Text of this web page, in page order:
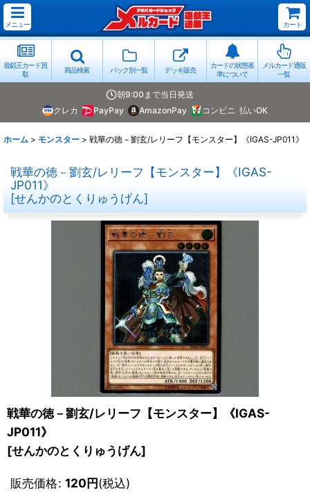
メニュー カート
遊戯王カード買
取
商品検索 パック別一覧 デッキ販売
カードの状態基
準について
メルカード通販
一覧
朝9:00まで当日発送
クレカ
PayPay AmazonPay コンビニ 払いOK
ホーム > モンスター > 戦華の徳－劉玄/レリーフ【モンスター】《IGAS-JP011》
戦華の徳－劉玄/レリーフ【モンスター】《IGAS-
JP011》
[せんかのとくりゅうげん]
戦華の徳－劉玄/レリーフ【モンスター】《IGAS-
JP011》
[せんかのとくりゅうげん]
販売価格: 120円(税込)